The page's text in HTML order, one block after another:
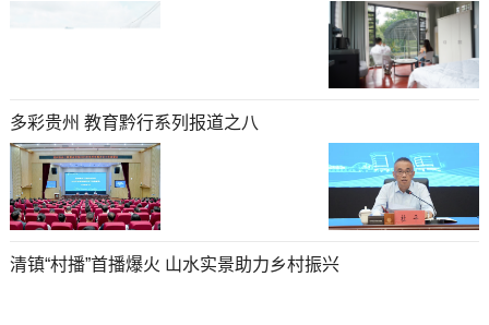
多彩贵州 教育黔行系列报道之八
清镇“村播”首播爆火 山水实景助力乡村振兴